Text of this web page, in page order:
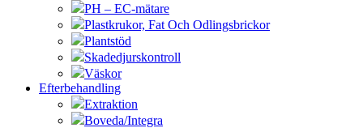
PH – EC-mätare
Plastkrukor, Fat Och Odlingsbrickor
Plantstöd
Skadedjurskontroll
Väskor
Efterbehandling
Extraktion
Boveda/Integra